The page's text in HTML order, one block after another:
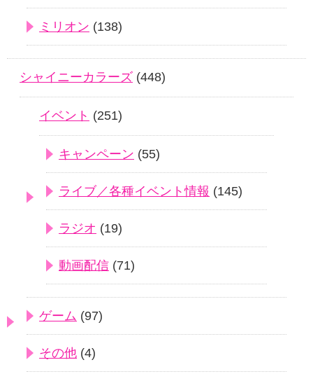
ミリオン (138)
シャイニーカラーズ (448)
イベント (251)
キャンペーン (55)
ライブ／各種イベント情報 (145)
ラジオ (19)
動画配信 (71)
ゲーム (97)
その他 (4)